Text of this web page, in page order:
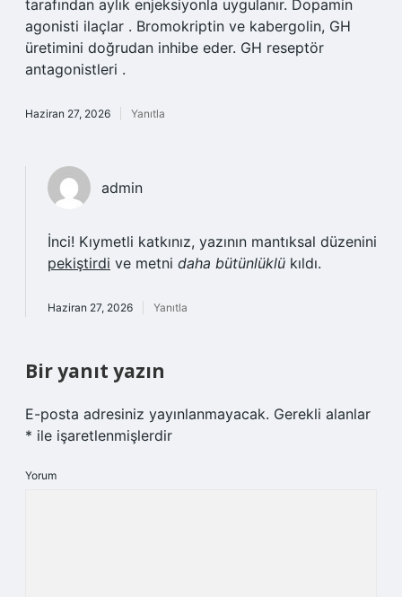
tarafından aylık enjeksiyonla uygulanır. Dopamin
agonisti ilaçlar . Bromokriptin ve kabergolin, GH
üretimini doğrudan inhibe eder. GH reseptör
antagonistleri .
Haziran 27, 2026 Yanıtla
admin
İnci! Kıymetli katkınız, yazının mantıksal düzenini
pekiştirdi ve metni daha bütünlüklü kıldı.
Haziran 27, 2026 Yanıtla
Bir yanıt yazın
E-posta adresiniz yayınlanmayacak. Gerekli alanlar
* ile işaretlenmişlerdir
Yorum